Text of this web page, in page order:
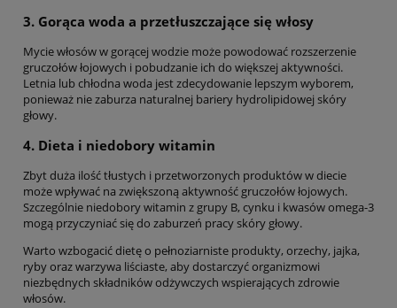
3. Gorąca woda a przetłuszczające się włosy
Mycie włosów w gorącej wodzie może powodować rozszerzenie
gruczołów łojowych i pobudzanie ich do większej aktywności.
Letnia lub chłodna woda jest zdecydowanie lepszym wyborem,
ponieważ nie zaburza naturalnej bariery hydrolipidowej skóry
głowy.
4. Dieta i niedobory witamin
Zbyt duża ilość tłustych i przetworzonych produktów w diecie
może wpływać na zwiększoną aktywność gruczołów łojowych.
Szczególnie niedobory witamin z grupy B, cynku i kwasów omega-3
mogą przyczyniać się do zaburzeń pracy skóry głowy.
Warto wzbogacić dietę o pełnoziarniste produkty, orzechy, jajka,
ryby oraz warzywa liściaste, aby dostarczyć organizmowi
niezbędnych składników odżywczych wspierających zdrowie
włosów.